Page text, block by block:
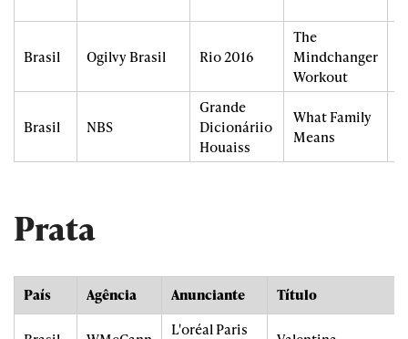
Brasil Ogilvy Brasil Rio 2016
The
Mindchanger
Workout
Brasil NBS
Grande
Dicionáriio
Houaiss
What Family
Means
Prata
País Agência Anunciante Título
L'oréal Paris